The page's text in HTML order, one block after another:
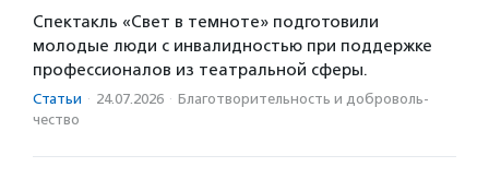
Спектакль «Свет в темноте» подготовили
молодые люди с инвалидностью при поддержке
профессионалов из театральной сферы.
Статьи · 24.07.2026 · Благотвори­тель­ность и доброволь­
чест­во